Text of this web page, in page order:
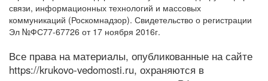
связи, информационных технологий и массовых
коммуникаций (Роскомнадзор). Свидетельство о регистрации
Эл №ФС77-67726 от 17 ноября 2016г.
Все права на материалы, опубликованные на сайте
https://krukovo-vedomosti.ru, охраняются в